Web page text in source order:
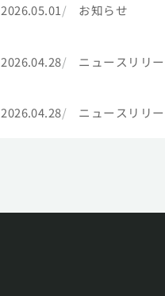
2026.05.01 お知らせ
2026.04.28 ニュースリリ
2026.04.28 ニュースリリ